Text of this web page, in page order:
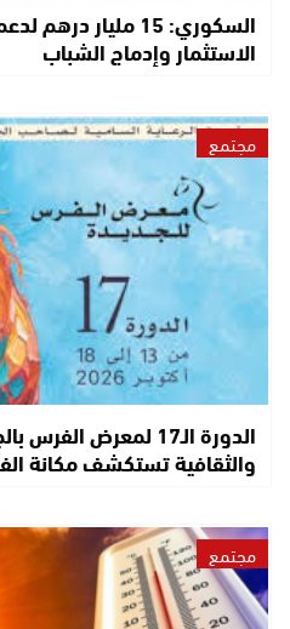
السكوري: 15 مليار
الاستثمار وإدماج الشباب
مجتمع
الدورة الـ17 لمعرض
والثقافية تستكشف مكانة
مجتمع